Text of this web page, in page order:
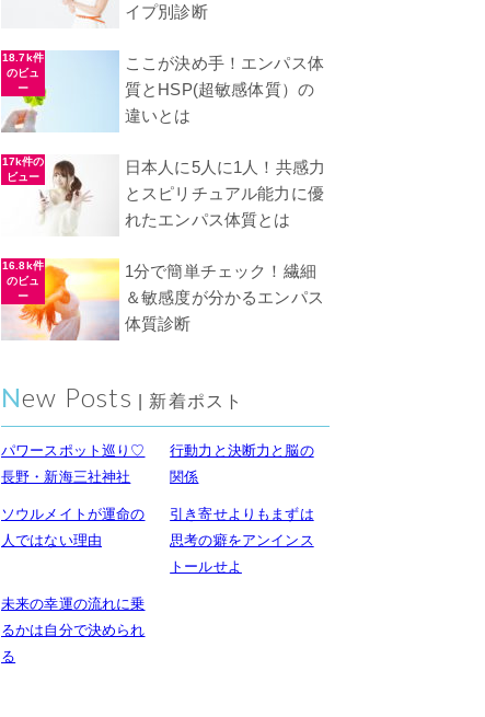
イプ別診断
ここが決め手！エンパス体
質とHSP(超敏感体質）の
違いとは
18.7k件
のビュ
ー
日本人に5人に1人！共感力
とスピリチュアル能力に優
れたエンパス体質とは
17k件の
ビュー
1分で簡単チェック！繊細
＆敏感度が分かるエンパス
体質診断
16.8k件
のビュ
ー
New Posts | 新着ポスト
パワースポット巡り♡
長野・新海三社神社
行動力と決断力と脳の
関係
ソウルメイトが運命の
人ではない理由
引き寄せよりもまずは
思考の癖をアンインス
トールせよ
未来の幸運の流れに乗
るかは自分で決められ
る